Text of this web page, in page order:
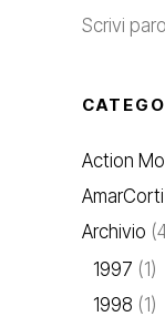
Action
AmarCorti
Archivio
1997 (1)
1998 (1)